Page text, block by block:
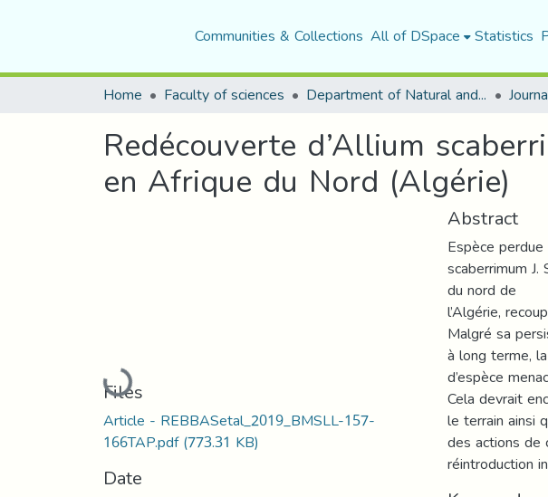
Communities & Collections All of DSpace Statistics
Home Faculty of sciences Department of Natural and Life Sciences
Redécouverte d’Allium
en Afrique du Nord (Algérie)
Loading...
Files
Article - REBBASetal_2019_BMSLL-157-
166TAP.pdf(773.31 KB)
Date
Abstract
Espèce
scaberrimum
du nord de
l’Algérie,
Malgré sa
à long terme,
d’espèce
Cela devrait
le terrain ainsi
des actions
réintroduction